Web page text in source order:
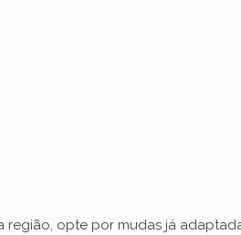
opte por mudas já